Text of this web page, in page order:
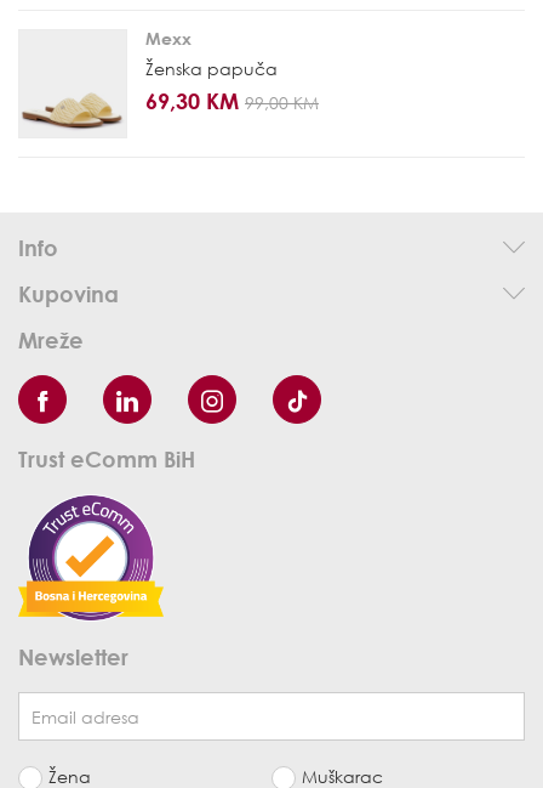
Mexx
Ženska papuča
69,30 KM 99,00 KM
Info
Kupovina
Mreže
Trust eComm BiH
Newsletter
Žena Muškarac